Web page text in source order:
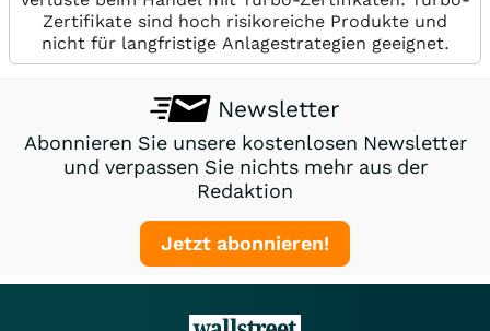
Zertifikate sind hoch risikoreiche Produkte und
nicht für langfristige Anlagestrategien geeignet.
Newsletter
Abonnieren Sie unsere kostenlosen Newsletter
und verpassen Sie nichts mehr aus der
Redaktion
Jetzt abonnieren!